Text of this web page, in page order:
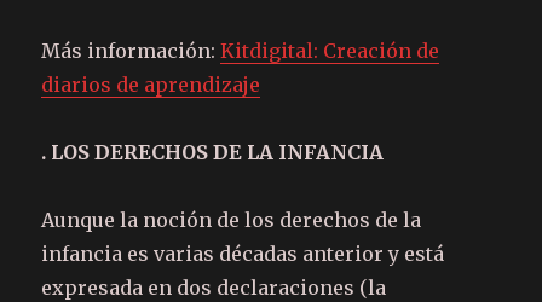
Más información:Kitdigital: Creación de
diarios de aprendizaje
. LOS DERECHOS DE LA INFANCIA
Aunque la noción de los derechos de la
infancia es varias décadas anterior y está
expresada en dos declaraciones (la